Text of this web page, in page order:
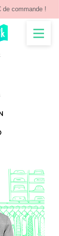
de commande !